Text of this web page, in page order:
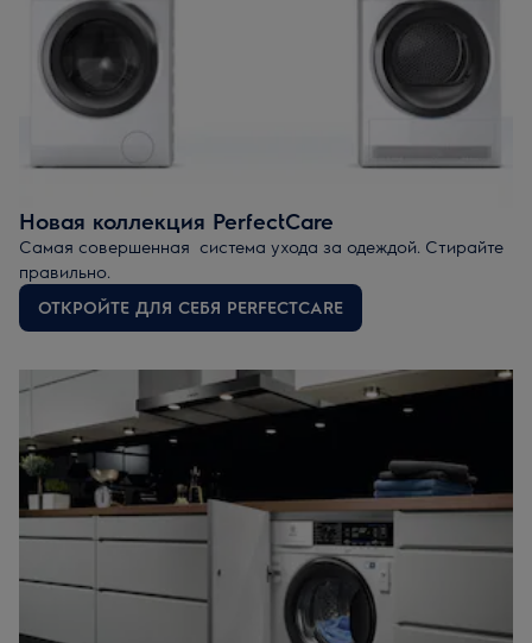
Новая коллекция PerfectCare
Самая совершенная система ухода за одеждой. Стирайте
правильно.
ОТКРОЙТЕ ДЛЯ СЕБЯ PERFECTCARE